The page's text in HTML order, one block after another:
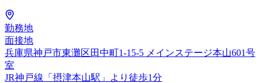
勤務地
面接地
兵庫県神戸市東灘区田中町1-15-5 メインステージ本山601号
室
JR神戸線「摂津本山駅」より徒歩1分